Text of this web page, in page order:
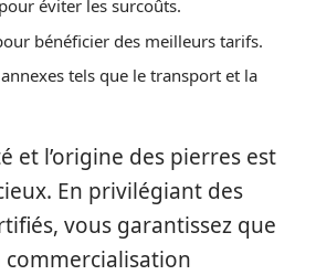
éviter les surcoûts.
bénéficier des meilleurs tarifs.
tels que le transport et la
et l’origine des pierres est
En privilégiant des
vous garantissez que
commercialisation